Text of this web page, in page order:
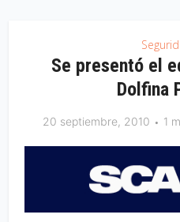
Se presentó el
Dolfina
20 septiembre, 2010 1